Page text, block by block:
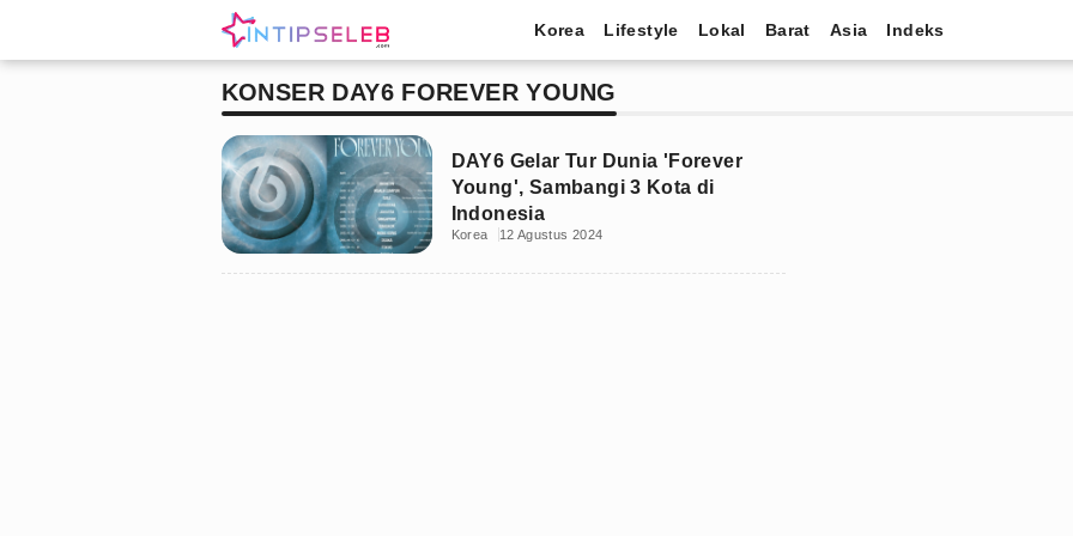
Korea Lifestyle Lokal Barat Asia Indeks
KONSER DAY6 FOREVER YOUNG
DAY6 Gelar Tur Dunia 'Forever
Young', Sambangi 3 Kota di
Indonesia
Korea 12 Agustus 2024